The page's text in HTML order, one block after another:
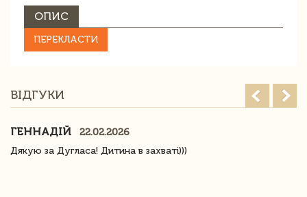
ОПИС
ПЕРЕКЛАСТИ
ВІДГУКИ
ГЕННАДІЙ
22.02.2026
Дякую за Дугласа! Дитина в захваті)))